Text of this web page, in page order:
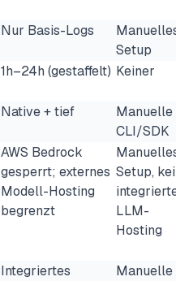
Nur Basis-Logs
Setup
1h–24h (gestaffelt) Keiner
Native + tief
Manuelle
CLI/SDK
AWS Bedrock
gesperrt; externes
Modell-Hosting
begrenzt
Setup,
LLM-
Hosting
Integriertes
Manuelle